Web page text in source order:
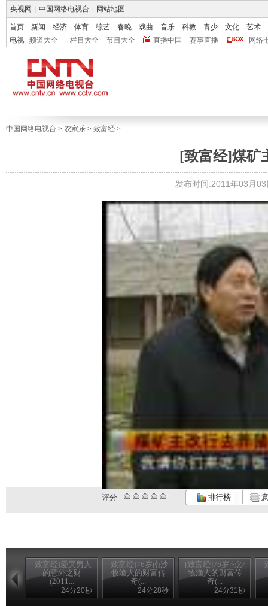
央视网 中国网络电视台 网站地图
首页 新闻 经济 体育 综艺 春晚 戏曲 音乐 科教 青少 文化
艺术
电视
频道大全 栏目大全 节目大全 直播中国 赛事直播 网络
中国网络电视台 > 农家乐 > 致富经 >
[致富经]煤矿
发布时间:2011年03月
评分 排行榜
[致富经]爱哭男人
的意外之财
(2011...
24分20秒
[致富经]76岁南沙
牧渔人的财富传
奇(...
24分28秒
[致富经]76岁南沙
牧渔人的财富传
奇(...
24分31秒
[